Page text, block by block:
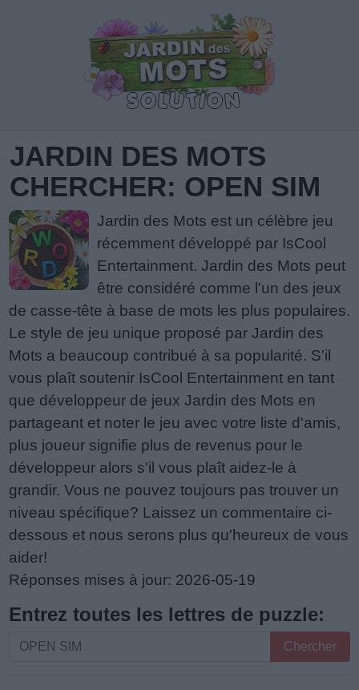
JARDIN DES MOTS
CHERCHER: OPEN SIM
Jardin des Mots est un célèbre jeu
récemment développé par IsCool
Entertainment. Jardin des Mots peut
être considéré comme l'un des jeux
de casse-tête à base de mots les plus populaires.
Le style de jeu unique proposé par Jardin des
Mots a beaucoup contribué à sa popularité. S'il
vous plaît soutenir IsCool Entertainment en tant
que développeur de jeux Jardin des Mots en
partageant et noter le jeu avec votre liste d'amis,
plus joueur signifie plus de revenus pour le
développeur alors s'il vous plaît aidez-le à
grandir. Vous ne pouvez toujours pas trouver un
niveau spécifique? Laissez un commentaire ci-
dessous et nous serons plus qu'heureux de vous
aider!
Réponses mises à jour: 2026-05-19
Entrez toutes les lettres de puzzle:
Entrez
Chercher